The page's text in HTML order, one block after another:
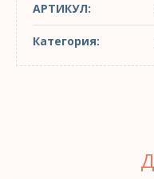
АРТИКУЛ:
Категория: